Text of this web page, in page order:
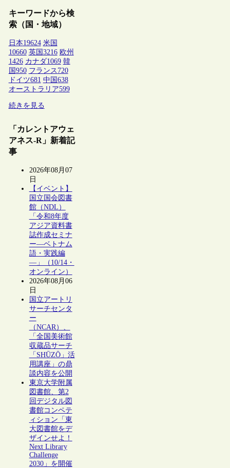
キーワードから検
索（国・地域）
日本19624 米国
10660 英国 3216 欧州
1426 カナダ1069 韓
国 950 フランス 720
ドイツ681 中国 638
オーストラリア599
続きを見る
「カレントアウェ
アネス-R」新着記
事
2026年08月07
日
【イベント】
国立国会図書
館（NDL）
「令和8年度
アジア資料書
誌作成セミナ
ー―ベトナム
語・実践編
―」（10/14・
オンライン）
2026年08月06
日
国立アートリ
サーチセンタ
ー
（NCAR）、
「全国美術館
収蔵品サーチ
「SHŪZŌ」活
用講座」の鼎
談内容を公開
東京大学附属
図書館、第2
回デジタル図
書館コンペテ
ィション「東
大図書館をデ
ザインせよ！
Next Library
Challenge
2030」を開催